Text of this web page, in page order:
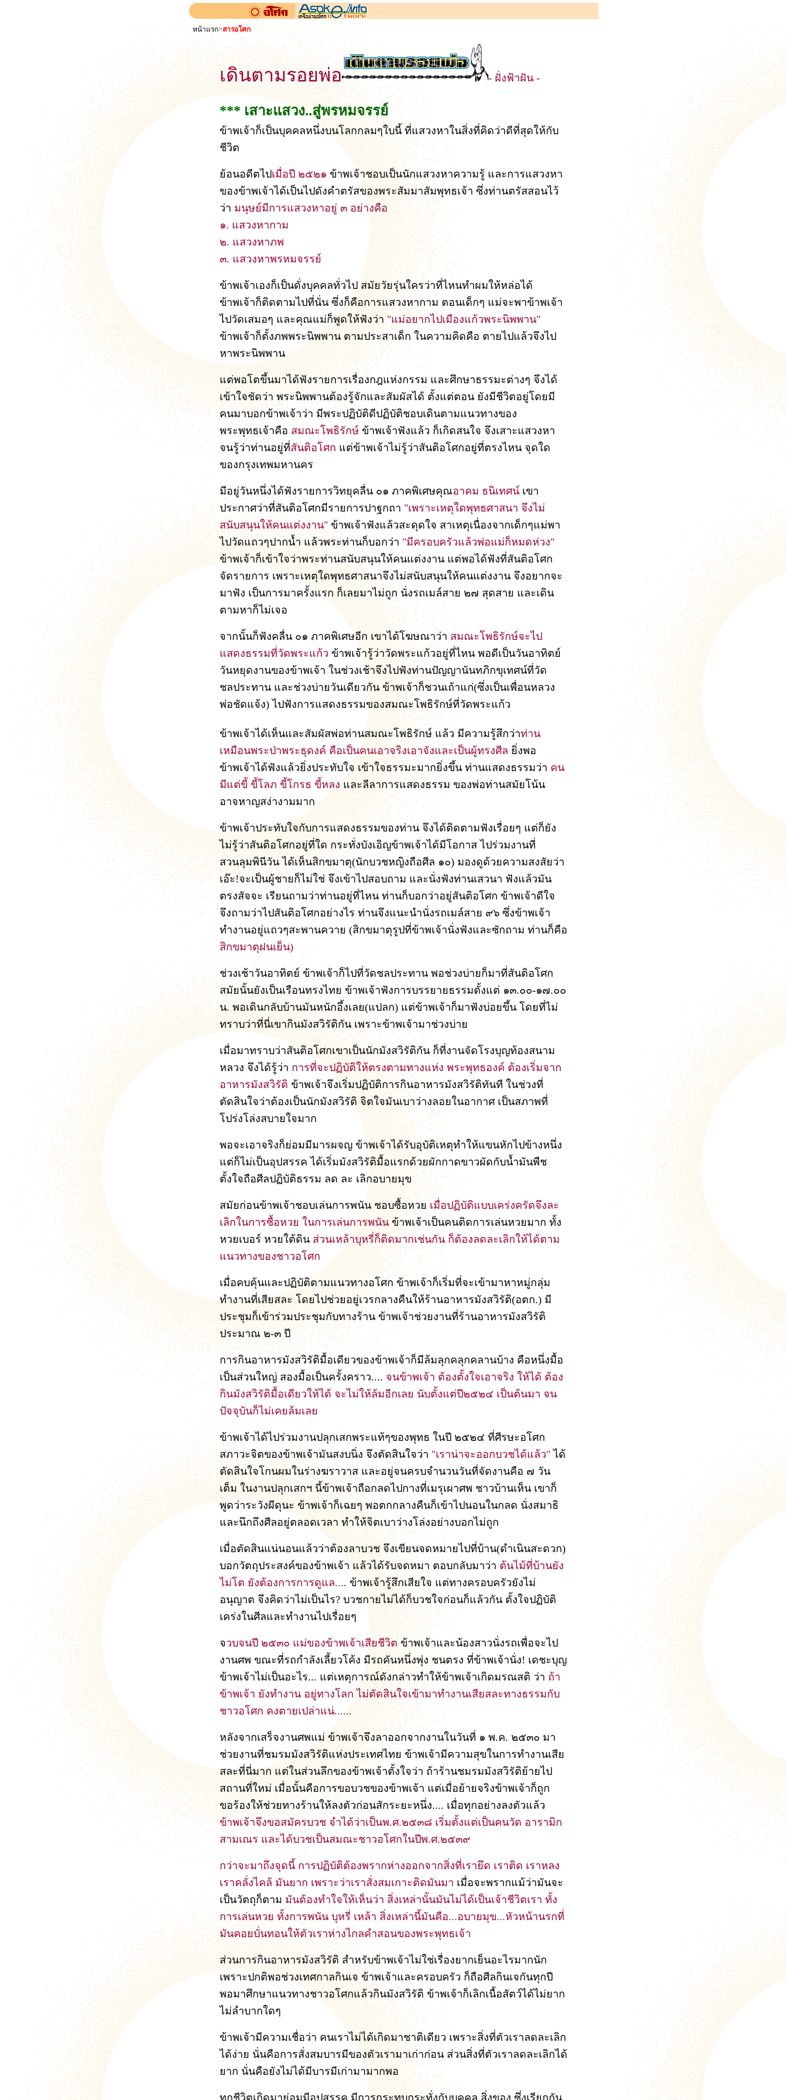
หน้าแรก>สารอโศก
เดินตามรอยพ่อ - ฝั่งฟ้าฝัน -
*** เสาะแสวง..สู่พรหมจรรย์
ข้าพเจ้าก็เป็นบุคคลหนึ่งบนโลกกลมๆใบนี้ ที่แสวงหาในสิ่งที่คิดว่าดีที่สุดให้กับ
ชีวิต
ย้อนอดีตไปเมื่อปี ๒๕๒๑ ข้าพเจ้าชอบเป็นนักแสวงหาความรู้ และการแสวงหา
ของข้าพเจ้าได้เป็นไปดังคำตรัสของพระสัมมาสัมพุทธเจ้า ซึ่งท่านตรัสสอนไว้
ว่า มนุษย์มีการแสวงหาอยู่ ๓ อย่างคือ
๑. แสวงหากาม
๒. แสวงหาภพ
๓. แสวงหาพรหมจรรย์
ข้าพเจ้าเองก็เป็นดั่งบุคคลทั่วไป สมัยวัยรุ่นใครว่าที่ไหนทำผมให้หล่อได้
ข้าพเจ้าก็ติดตามไปที่นั่น ซึ่งก็คือการแสวงหากาม ตอนเด็กๆ แม่จะพาข้าพเจ้า
ไปวัดเสมอๆ และคุณแม่ก็พูดให้ฟังว่า "แม่อยากไปเมืองแก้วพระนิพพาน"
ข้าพเจ้าก็ตั้งภพพระนิพพาน ตามประสาเด็ก ในความคิดคือ ตายไปแล้วจึงไป
หาพระนิพพาน
แต่พอโตขึ้นมาได้ฟังรายการเรื่องกฎแห่งกรรม และศึกษาธรรมะต่างๆ จึงได้
เข้าใจชัดว่า พระนิพพานต้องรู้จักและสัมผัสได้ ตั้งแต่ตอน ยังมีชีวิตอยู่โดยมี
คนมาบอกข้าพเจ้าว่า มีพระปฏิบัติดีปฏิบัติชอบเดินตามแนวทางของ
พระพุทธเจ้าคือ สมณะโพธิรักษ์ ข้าพเจ้าฟังแล้ว ก็เกิดสนใจ จึงเสาะแสวงหา
จนรู้ว่าท่านอยู่ที่สันติอโศก แต่ข้าพเจ้าไม่รู้ว่าสันติอโศกอยู่ที่ตรงไหน จุดใด
ของกรุงเทพมหานคร
มีอยู่วันหนึ่งได้ฟังรายการวิทยุคลื่น ๐๑ ภาคพิเศษคุณอาคม ธนิเทศน์ เขา
ประกาศว่าที่สันติอโศกมีรายการปาฐกถา "เพราะเหตุใดพุทธศาสนา จึงไม่
สนับสนุนให้คนแต่งงาน" ข้าพเจ้าฟังแล้วสะดุดใจ สาเหตุเนื่องจากเด็กๆแม่พา
ไปวัดแถวๆปากน้ำ แล้วพระท่านก็บอกว่า "มีครอบครัวแล้วพ่อแม่ก็หมดห่วง"
ข้าพเจ้าก็เข้าใจว่าพระท่านสนับสนุนให้คนแต่งงาน แต่พอได้ฟังที่สันติอโศก
จัดรายการ เพราะเหตุใดพุทธศาสนาจึงไม่สนับสนุนให้คนแต่งงาน จึงอยากจะ
มาฟัง เป็นการมาครั้งแรก ก็เลยมาไม่ถูก นั่งรถเมล์สาย ๒๗ สุดสาย และเดิน
ตามหาก็ไม่เจอ
จากนั้นก็ฟังคลื่น ๐๑ ภาคพิเศษอีก เขาได้โฆษณาว่า สมณะโพธิรักษ์จะไป
แสดงธรรมที่วัดพระแก้ว ข้าพเจ้ารู้ว่าวัดพระแก้วอยู่ที่ไหน พอดีเป็นวันอาทิตย์
วันหยุดงานของข้าพเจ้า ในช่วงเช้าจึงไปฟังท่านปัญญานันทภิกขุเทศน์ที่วัด
ชลประทาน และช่วงบ่ายวันเดียวกัน ข้าพเจ้าก็ชวนเถ้าแก่(ซึ่งเป็นเพื่อนหลวง
พ่อชัดแจ้ง) ไปฟังการแสดงธรรมของสมณะโพธิรักษ์ที่วัดพระแก้ว
ข้าพเจ้าได้เห็นและสัมผัสพ่อท่านสมณะโพธิรักษ์ แล้ว มีความรู้สึกว่าท่าน
เหมือนพระป่าพระธุดงค์ คือเป็นคนเอาจริงเอาจังและเป็นผู้ทรงศีล ยิ่งพอ
ข้าพเจ้าได้ฟังแล้วยิ่งประทับใจ เข้าใจธรรมะมากยิ่งขึ้น ท่านแสดงธรรมว่า คน
มีแต่ขี้ ขี้โลภ ขี้โกรธ ขี้หลง และลีลาการแสดงธรรม ของพ่อท่านสมัยโน้น
อาจหาญสง่างามมาก
ข้าพเจ้าประทับใจกับการแสดงธรรมของท่าน จึงได้ติดตามฟังเรื่อยๆ แต่ก็ยัง
ไม่รู้ว่าสันติอโศกอยู่ที่ใด กระทั่งบังเอิญข้าพเจ้าได้มีโอกาส ไปร่วมงานที่
สวนลุมพินีวัน ได้เห็นสิกขมาตุ(นักบวชหญิงถือศีล ๑๐) มองดูด้วยความสงสัยว่า
เอ๊ะ!จะเป็นผู้ชายก็ไม่ใช่ จึงเข้าไปสอบถาม และนั่งฟังท่านเสวนา ฟังแล้วมัน
ตรงสัจจะ เรียนถามว่าท่านอยู่ที่ไหน ท่านก็บอกว่าอยู่สันติอโศก ข้าพเจ้าดีใจ
จึงถามว่าไปสันติอโศกอย่างไร ท่านจึงแนะนำนั่งรถเมล์สาย ๙๖ ซึ่งข้าพเจ้า
ทำงานอยู่แถวๆสะพานควาย (สิกขมาตุรูปที่ข้าพเจ้านั่งฟังและซักถาม ท่านก็คือ
สิกขมาตุฝนเย็น)
ช่วงเช้าวันอาทิตย์ ข้าพเจ้าก็ไปที่วัดชลประทาน พอช่วงบ่ายก็มาที่สันติอโศก
สมัยนั้นยังเป็นเรือนทรงไทย ข้าพเจ้าฟังการบรรยายธรรมตั้งแต่ ๑๓.๐๐-๑๗.๐๐
น. พอเดินกลับบ้านมันหนักอึ้งเลย(แปลก) แต่ข้าพเจ้าก็มาฟังบ่อยขึ้น โดยที่ไม่
ทราบว่าที่นี่เขากินมังสวิรัติกัน เพราะข้าพเจ้ามาช่วงบ่าย
เมื่อมาทราบว่าสันติอโศกเขาเป็นนักมังสวิรัติกัน ก็ที่งานจัดโรงบุญท้องสนาม
หลวง จึงได้รู้ว่า การที่จะปฏิบัติให้ตรงตามทางแห่ง พระพุทธองค์ ต้องเริ่มจาก
อาหารมังสวิรัติ ข้าพเจ้าจึงเริ่มปฏิบัติการกินอาหารมังสวิรัติทันที ในช่วงที่
ตัดสินใจว่าต้องเป็นนักมังสวิรัติ จิตใจมันเบาว่างลอยในอากาศ เป็นสภาพที่
โปร่งโล่งสบายใจมาก
พอจะเอาจริงก็ย่อมมีมารผจญ ข้าพเจ้าได้รับอุบัติเหตุทำให้แขนหักไปข้างหนึ่ง
แต่ก็ไม่เป็นอุปสรรค ได้เริ่มมังสวิรัติมื้อแรกด้วยผักกาดขาวผัดกับน้ำมันพืช
ตั้งใจถือศีลปฏิบัติธรรม ลด ละ เลิกอบายมุข
สมัยก่อนข้าพเจ้าชอบเล่นการพนัน ชอบซื้อหวย เมื่อปฏิบัติแบบเคร่งครัดจึงละ
เลิกในการซื้อหวย ในการเล่นการพนัน ข้าพเจ้าเป็นคนติดการเล่นหวยมาก ทั้ง
หวยเบอร์ หวยใต้ดิน ส่วนเหล้าบุหรี่ก็ติดมากเช่นกัน ก็ต้องลดละเลิกให้ได้ตาม
แนวทางของชาวอโศก
เมื่อคบคุ้นและปฏิบัติตามแนวทางอโศก ข้าพเจ้าก็เริ่มที่จะเข้ามาหาหมู่กลุ่ม
ทำงานที่เสียสละ โดยไปช่วยอยู่เวรกลางคืนให้ร้านอาหารมังสวิรัติ(อตก.) มี
ประชุมก็เข้าร่วมประชุมกับทางร้าน ข้าพเจ้าช่วยงานที่ร้านอาหารมังสวิรัติ
ประมาณ ๒-๓ ปี
การกินอาหารมังสวิรัติมื้อเดียวของข้าพเจ้าก็มีล้มลุกคลุกคลานบ้าง คือหนึ่งมื้อ
เป็นส่วนใหญ่ สองมื้อเป็นครั้งคราว.... จนข้าพเจ้า ต้องตั้งใจเอาจริง ให้ได้ ต้อง
กินมังสวิรัติมื้อเดียวให้ได้ จะไม่ให้ล้มอีกเลย นับตั้งแต่ปี๒๕๒๔ เป็นต้นมา จน
ปัจจุบันก็ไม่เคยล้มเลย
ข้าพเจ้าได้ไปร่วมงานปลุกเสกพระแท้ๆของพุทธ ในปี ๒๕๒๔ ที่ศีรษะอโศก
สภาวะจิตของข้าพเจ้ามันสงบนิ่ง จึงตัดสินใจว่า "เราน่าจะออกบวชได้แล้ว" ได้
ตัดสินใจโกนผมในร่างฆราวาส และอยู่จนครบจำนวนวันที่จัดงานคือ ๗ วัน
เต็ม ในงานปลุกเสกฯ นี้ข้าพเจ้าถือกลดไปกางที่เมรุเผาศพ ชาวบ้านเห็น เขาก็
พูดว่าระวังผีดุนะ ข้าพเจ้าก็เฉยๆ พอตกกลางคืนก็เข้าไปนอนในกลด นั่งสมาธิ
และนึกถึงศีลอยู่ตลอดเวลา ทำให้จิตเบาว่างโล่งอย่างบอกไม่ถูก
เมื่อตัดสินแน่นอนแล้วว่าต้องลาบวช จึงเขียนจดหมายไปที่บ้าน(ดำเนินสะดวก)
บอกวัตถุประสงค์ของข้าพเจ้า แล้วได้รับจดหมา ตอบกลับมาว่า ต้นไม้ที่บ้านยัง
ไม่โต ยังต้องการการดูแล.... ข้าพเจ้ารู้สึกเสียใจ แต่ทางครอบครัวยังไม่
อนุญาต จึงคิดว่าไม่เป็นไร? บวชกายไม่ได้ก็บวชใจก่อนก็แล้วกัน ตั้งใจปฏิบัติ
เคร่งในศีลและทำงานไปเรื่อยๆ
จวบจนปี ๒๕๓๐ แม่ของข้าพเจ้าเสียชีวิต ข้าพเจ้าและน้องสาวนั่งรถเพื่อจะไป
งานศพ ขณะที่รถกำลังเลี้ยวโค้ง มีรถคันหนึ่งพุ่ง ชนตรง ที่ข้าพเจ้านั่ง! เดชะบุญ
ข้าพเจ้าไม่เป็นอะไร... แต่เหตุการณ์ดังกล่าวทำให้ข้าพเจ้าเกิดมรณสติ ว่า ถ้า
ข้าพเจ้า ยังทำงาน อยู่ทางโลก ไม่ตัดสินใจเข้ามาทำงานเสียสละทางธรรมกับ
ชาวอโศก คงตายเปล่าแน่......
หลังจากเสร็จงานศพแม่ ข้าพเจ้าจึงลาออกจากงานในวันที่ ๑ พ.ค. ๒๕๓๐ มา
ช่วยงานที่ชมรมมังสวิรัติแห่งประเทศไทย ข้าพเจ้ามีความสุขในการทำงานเสีย
สละที่นี่มาก แต่ในส่วนลึกของข้าพเจ้าตั้งใจว่า ถ้าร้านชมรมมังสวิรัติย้ายไป
สถานที่ใหม่ เมื่อนั้นคือการขอบวชของข้าพเจ้า แต่เมื่อย้ายจริงข้าพเจ้าก็ถูก
ขอร้องให้ช่วยทางร้านให้ลงตัวก่อนสักระยะหนึ่ง.... เมื่อทุกอย่างลงตัวแล้ว
ข้าพเจ้าจึงขอสมัครบวช จำได้ว่าเป็นพ.ศ.๒๕๓๘ เริ่มตั้งแต่เป็นคนวัด อารามิก
สามเณร และได้บวชเป็นสมณะชาวอโศกในปีพ.ศ.๒๕๓๙
กว่าจะมาถึงจุดนี้ การปฏิบัติต้องพรากห่างออกจากสิ่งที่เรายึด เราติด เราหลง
เราคลั่งไคล้ มันยาก เพราะว่าเราสั่งสมเกาะติดมันมา เมื่อจะพรากแม้ว่ามันจะ
เป็นวัตถุก็ตาม มันต้องทำใจให้เห็นว่า สิ่งเหล่านั้นมันไม่ได้เป็นเจ้าชีวิตเรา ทั้ง
การเล่นหวย ทั้งการพนัน บุหรี่ เหล้า สิ่งเหล่านี้มันคือ...อบายมุข...หัวหน้านรกที่
มันคอยบั่นทอนให้ตัวเราห่างไกลคำสอนของพระพุทธเจ้า
ส่วนการกินอาหารมังสวิรัติ สำหรับข้าพเจ้าไม่ใช่เรื่องยากเย็นอะไรมากนัก
เพราะปกติพอช่วงเทศกาลกินเจ ข้าพเจ้าและครอบครัว ก็ถือศีลกินเจกันทุกปี
พอมาศึกษาแนวทางชาวอโศกแล้วกินมังสวิรัติ ข้าพเจ้าก็เลิกเนื้อสัตว์ได้ไม่ยาก
ไม่ลำบากใดๆ
ข้าพเจ้ามีความเชื่อว่า คนเราไม่ได้เกิดมาชาติเดียว เพราะสิ่งที่ตัวเราลดละเลิก
ได้ง่าย นั่นคือการสั่งสมบารมีของตัวเรามาเก่าก่อน ส่วนสิ่งที่ตัวเราลดละเลิกได้
ยาก นั่นคือยังไม่ได้มีบารมีเก่ามามากพอ
ทุกชีวิตเกิดมาย่อมมีอุปสรรค มีการกระทบกระทั่งกับบุคคล สิ่งของ ซึ่งเรียกกัน